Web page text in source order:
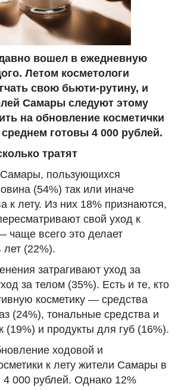
вошел в ежедневную
Летом косметологи
свою бьюти-рутину, и
Самары следуют этому
на обновление косметички
готовы 4 000 рублей.
тратят
пользующихся
(54%) так или иначе
к лету. Из них 18% признаются,
свой уход к
чаще всего это делает
(22%).
затрагивают уход за
за телом (35%). Есть и те, кто
косметику — средства
(24%), тональные средства и
(19%) и продукты для губ (16%).
ходовой и
к лету жители Самары в
4 000 рублей. Однако 12%